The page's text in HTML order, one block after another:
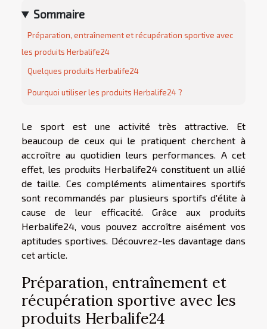
Sommaire
Préparation, entraînement et récupération sportive avec
les produits Herbalife24
Quelques produits Herbalife24
Pourquoi utiliser les produits Herbalife24 ?
Le sport est une activité très attractive. Et
beaucoup de ceux qui le pratiquent cherchent à
accroître au quotidien leurs performances. A cet
effet, les produits Herbalife24 constituent un allié
de taille. Ces compléments alimentaires sportifs
sont recommandés par plusieurs sportifs d'élite à
cause de leur efficacité. Grâce aux produits
Herbalife24, vous pouvez accroître aisément vos
aptitudes sportives. Découvrez-les davantage dans
cet article.
Préparation, entraînement et
récupération sportive avec les
produits Herbalife24